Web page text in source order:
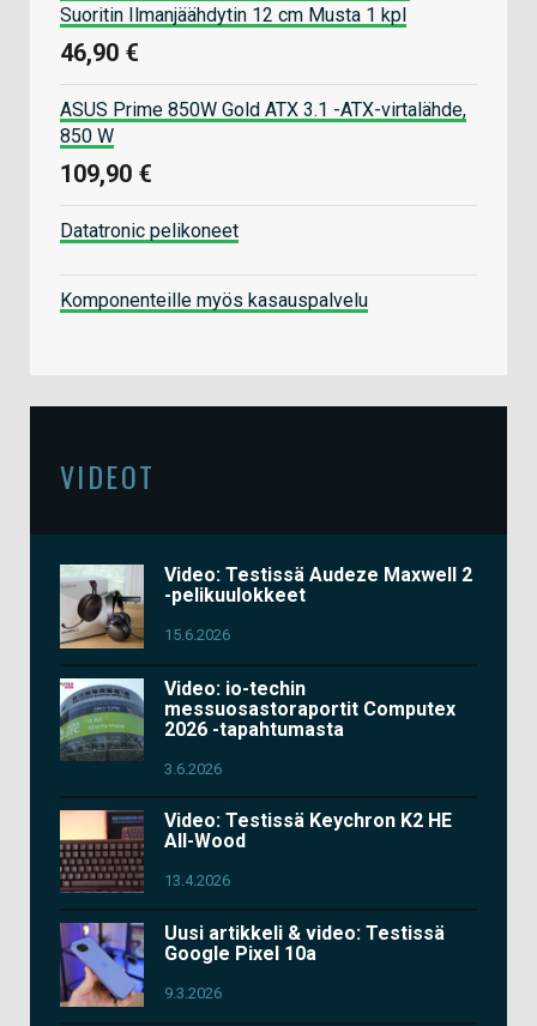
Suoritin Ilmanjäähdytin 12 cm Musta 1 kpl
46,90 €
ASUS Prime 850W Gold ATX 3.1 -ATX-virtalähde,
850 W
109,90 €
Datatronic pelikoneet
Komponenteille myös kasauspalvelu
VIDEOT
Video: Testissä Audeze Maxwell 2
-pelikuulokkeet
15.6.2026
Video: io-techin
messuosastoraportit Computex
2026 -tapahtumasta
3.6.2026
Video: Testissä Keychron K2 HE
All-Wood
13.4.2026
Uusi artikkeli & video: Testissä
Google Pixel 10a
9.3.2026